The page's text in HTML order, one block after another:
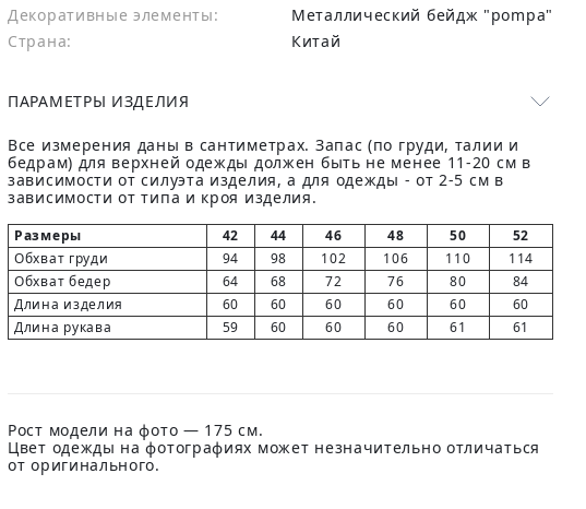
Декоративные элементы:
Металлический бейдж "pompa"
Страна:
Китай
ПАРАМЕТРЫ ИЗДЕЛИЯ
Все измерения даны в сантиметрах. Запас (по груди, талии и
бедрам) для верхней одежды должен быть не менее 11-20 см в
зависимости от силуэта изделия, а для одежды - от 2-5 см в
зависимости от типа и кроя изделия.
Размеры 42 44 46 48 50
52
Обхват груди
94 98 102 106 110
114
Обхват бедер
64 68 72 76 80
84
Длина изделия
60 60 60 60 60
60
Длина рукава
59 60 60 60 61 61
Рост модели на фото — 175 см.
Цвет одежды на фотографиях может незначительно отличаться
от оригинального.